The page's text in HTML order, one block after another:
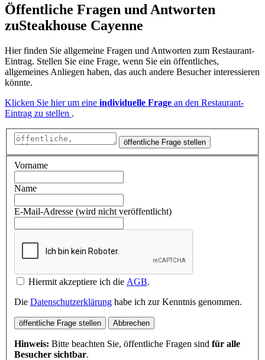
Öffentliche Fragen und Antworten
zuSteakhouse Cayenne
Hier finden Sie allgemeine Fragen und Antworten zum Restaurant-
Eintrag. Stellen Sie eine Frage, wenn Sie ein öffentliches,
allgemeines Anliegen haben, das auch andere Besucher interessieren
könnte.
Klicken Sie hier um eine individuelle Frage an den Restaurant-
Eintrag zu stellen .
öffentliche Frage stellen
Vorname
Name
E-Mail-Adresse (wird nicht veröffentlicht)
Hiermit akzeptiere ich die AGB.
Die Datenschutzerklärung habe ich zur Kenntnis genommen.
öffentliche Frage stellen Abbrechen
Hinweis: Bitte beachten Sie, öffentliche Fragen sind für alle
Besucher sichtbar.